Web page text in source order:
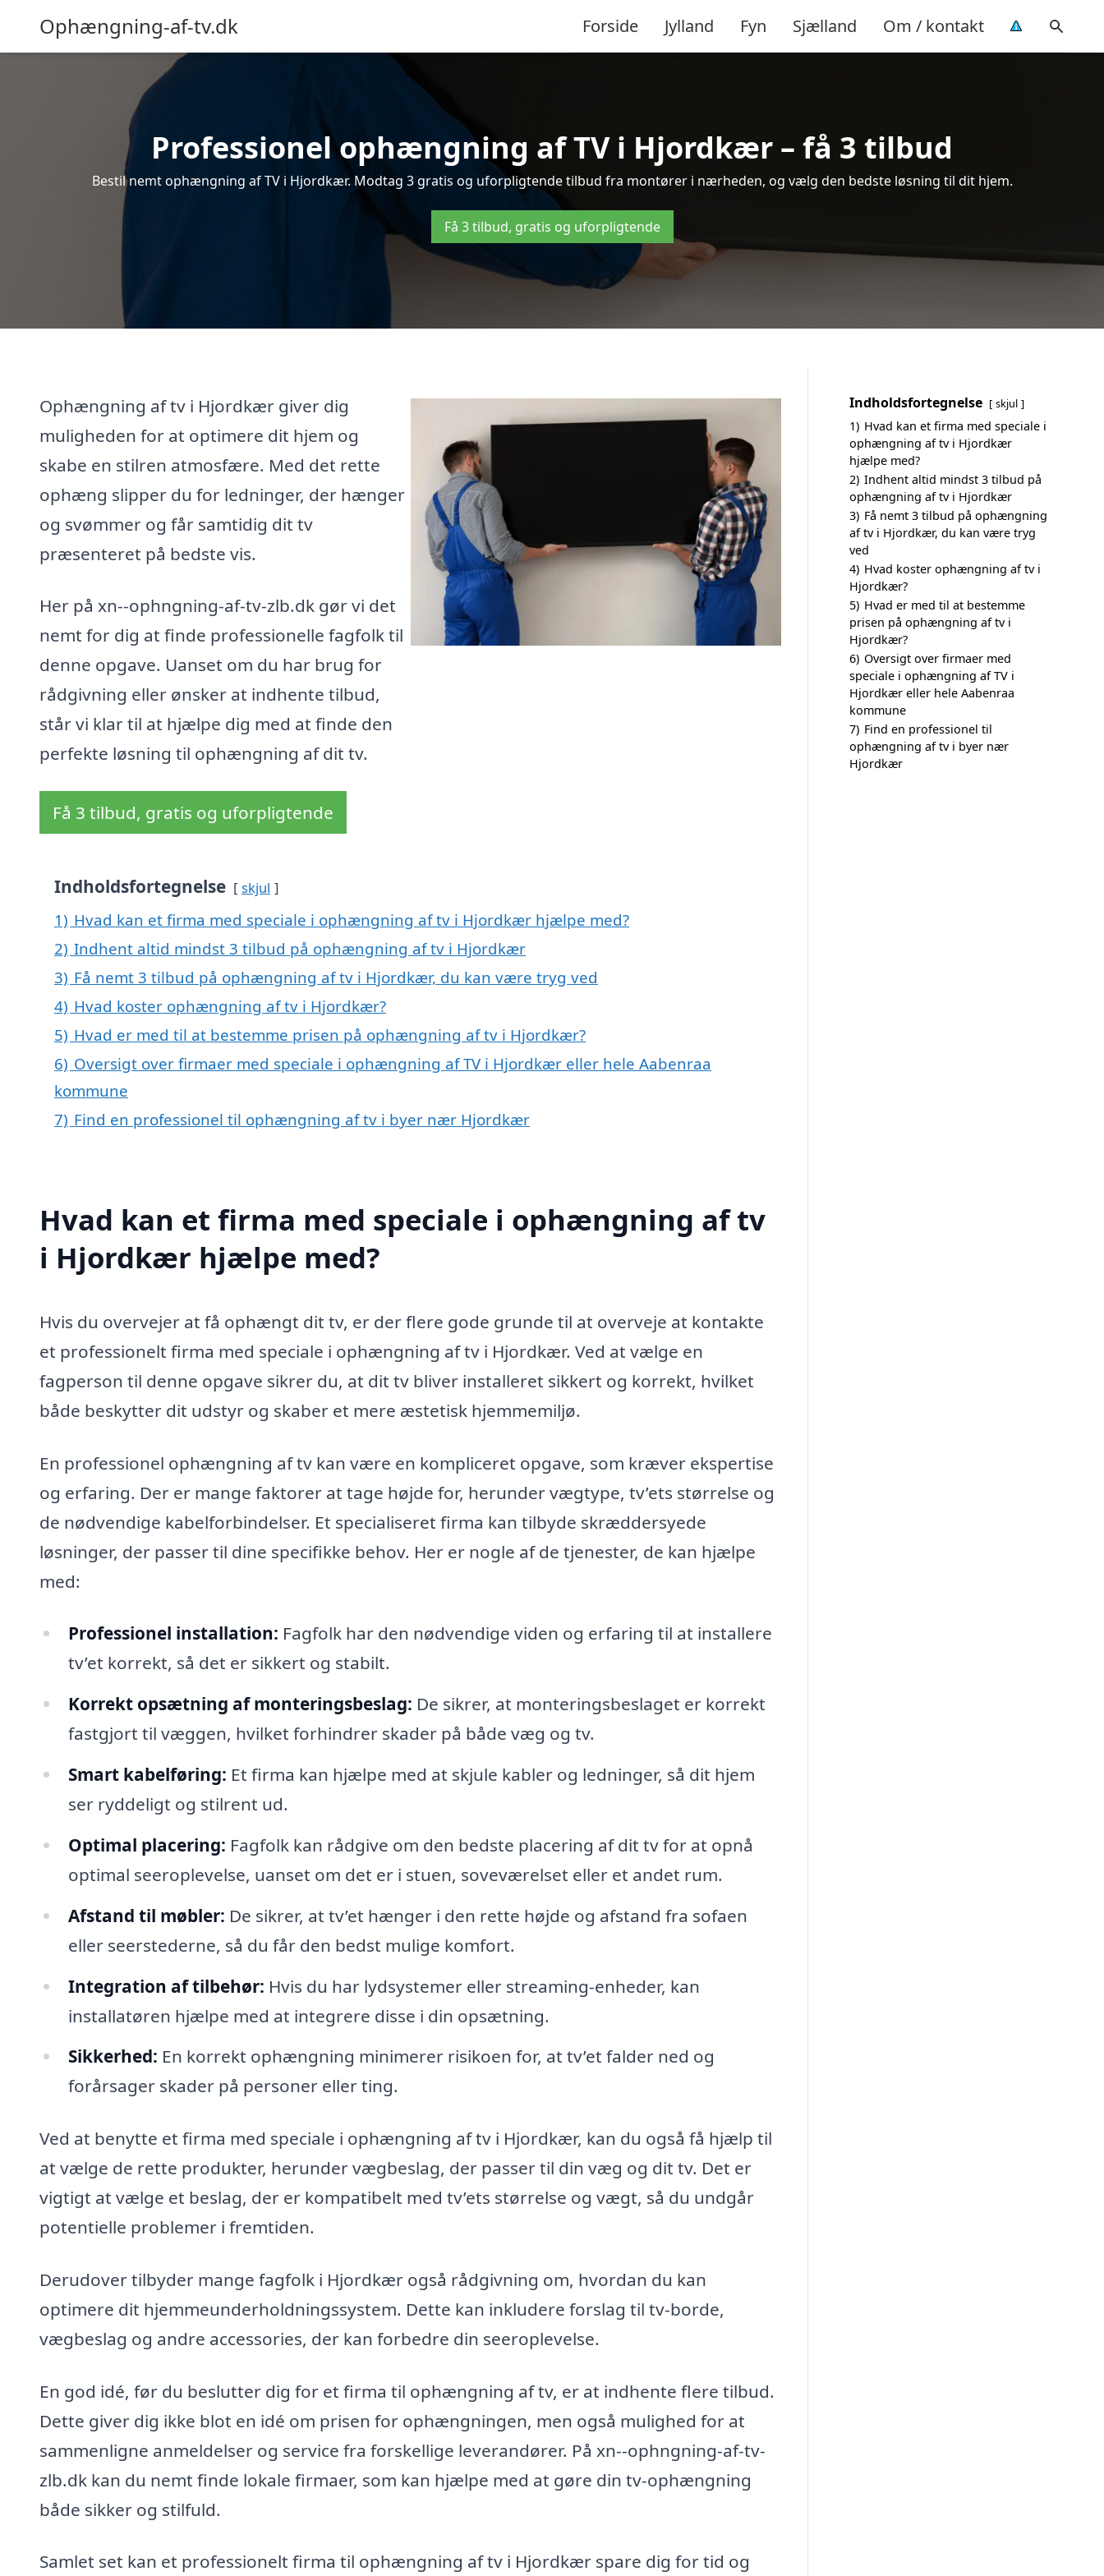
Ophængning-af-tv.dk Forside Jylland Fyn Sjælland Om / kontakt
Professionel ophængning af TV i Hjordkær – få 3 tilbud
Bestil nemt ophængning af TV i Hjordkær. Modtag 3 gratis og uforpligtende tilbud fra montører i nærheden, og vælg den bedste løsning til dit hjem.
Få 3 tilbud, gratis og uforpligtende
Ophængning af tv i Hjordkær giver dig
muligheden for at optimere dit hjem og
skabe en stilren atmosfære. Med det rette
ophæng slipper du for ledninger, der hænger
og svømmer og får samtidig dit tv
præsenteret på bedste vis.
Her på xn--ophngning-af-tv-zlb.dk gør vi det
nemt for dig at finde professionelle fagfolk til
denne opgave. Uanset om du har brug for
rådgivning eller ønsker at indhente tilbud,
står vi klar til at hjælpe dig med at finde den
perfekte løsning til ophængning af dit tv.
Få 3 tilbud, gratis og uforpligtende
Indholdsfortegnelse skjul
1) Hvad kan et firma med speciale i ophængning af tv i Hjordkær hjælpe med?
2) Indhent altid mindst 3 tilbud på ophængning af tv i Hjordkær
3) Få nemt 3 tilbud på ophængning af tv i Hjordkær, du kan være tryg ved
4) Hvad koster ophængning af tv i Hjordkær?
5) Hvad er med til at bestemme prisen på ophængning af tv i Hjordkær?
6) Oversigt over firmaer med speciale i ophængning af TV i Hjordkær eller hele Aabenraa
kommune
7) Find en professionel til ophængning af tv i byer nær Hjordkær
Hvad kan et firma med speciale i ophængning af tv
i Hjordkær hjælpe med?
Hvis du overvejer at få ophængt dit tv, er der flere gode grunde til at overveje at kontakte
et professionelt firma med speciale i ophængning af tv i Hjordkær. Ved at vælge en
fagperson til denne opgave sikrer du, at dit tv bliver installeret sikkert og korrekt, hvilket
både beskytter dit udstyr og skaber et mere æstetisk hjemmemiljø.
En professionel ophængning af tv kan være en kompliceret opgave, som kræver ekspertise
og erfaring. Der er mange faktorer at tage højde for, herunder vægtype, tv’ets størrelse og
de nødvendige kabelforbindelser. Et specialiseret firma kan tilbyde skræddersyede
løsninger, der passer til dine specifikke behov. Her er nogle af de tjenester, de kan hjælpe
med:
Professionel installation: Fagfolk har den nødvendige viden og erfaring til at installere
tv’et korrekt, så det er sikkert og stabilt.
Korrekt opsætning af monteringsbeslag: De sikrer, at monteringsbeslaget er korrekt
fastgjort til væggen, hvilket forhindrer skader på både væg og tv.
Smart kabelføring: Et firma kan hjælpe med at skjule kabler og ledninger, så dit hjem
ser ryddeligt og stilrent ud.
Optimal placering: Fagfolk kan rådgive om den bedste placering af dit tv for at opnå
optimal seeroplevelse, uanset om det er i stuen, soveværelset eller et andet rum.
Afstand til møbler: De sikrer, at tv’et hænger i den rette højde og afstand fra sofaen
eller seerstederne, så du får den bedst mulige komfort.
Integration af tilbehør: Hvis du har lydsystemer eller streaming-enheder, kan
installatøren hjælpe med at integrere disse i din opsætning.
Sikkerhed: En korrekt ophængning minimerer risikoen for, at tv’et falder ned og
forårsager skader på personer eller ting.
Ved at benytte et firma med speciale i ophængning af tv i Hjordkær, kan du også få hjælp til
at vælge de rette produkter, herunder vægbeslag, der passer til din væg og dit tv. Det er
vigtigt at vælge et beslag, der er kompatibelt med tv’ets størrelse og vægt, så du undgår
potentielle problemer i fremtiden.
Derudover tilbyder mange fagfolk i Hjordkær også rådgivning om, hvordan du kan
optimere dit hjemmeunderholdningssystem. Dette kan inkludere forslag til tv-borde,
vægbeslag og andre accessories, der kan forbedre din seeroplevelse.
En god idé, før du beslutter dig for et firma til ophængning af tv, er at indhente flere tilbud.
Dette giver dig ikke blot en idé om prisen for ophængningen, men også mulighed for at
sammenligne anmeldelser og service fra forskellige leverandører. På xn--ophngning-af-tv-
zlb.dk kan du nemt finde lokale firmaer, som kan hjælpe med at gøre din tv-ophængning
både sikker og stilfuld.
Samlet set kan et professionelt firma til ophængning af tv i Hjordkær spare dig for tid og
Indholdsfortegnelse skjul
1) Hvad kan et firma med speciale i
ophængning af tv i Hjordkær
hjælpe med?
2) Indhent altid mindst 3 tilbud på
ophængning af tv i Hjordkær
3) Få nemt 3 tilbud på ophængning
af tv i Hjordkær, du kan være tryg
ved
4) Hvad koster ophængning af tv i
Hjordkær?
5) Hvad er med til at bestemme
prisen på ophængning af tv i
Hjordkær?
6) Oversigt over firmaer med
speciale i ophængning af TV i
Hjordkær eller hele Aabenraa
kommune
7) Find en professionel til
ophængning af tv i byer nær
Hjordkær